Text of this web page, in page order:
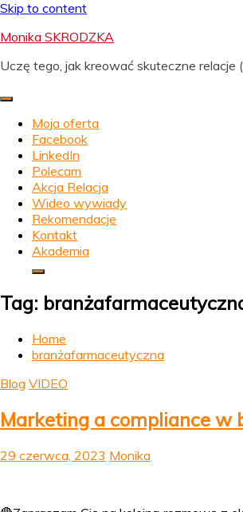
Skip to content
Monika SKRODZKA
Uczę tego, jak kreować skuteczne relacje
Moja oferta
Facebook
LinkedIn
Polecam
Akcja Relacja
Wideo wywiady
Rekomendacje
Kontakt
Akademia
Tag:
Home
branżafarmaceutyczna
Blog VIDEO
Marketing a compliance w
29 czerwca, 2023 Monika